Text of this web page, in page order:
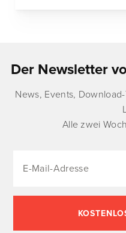
Der Newsletter
News, Events,
Alle zwei